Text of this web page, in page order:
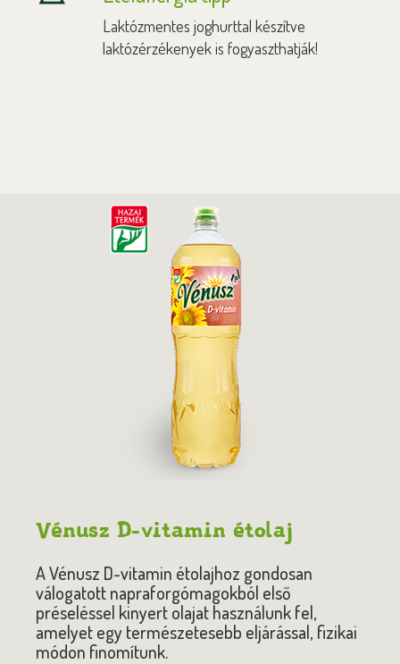
Laktózmentes joghurttal készítve
laktózérzékenyek is fogyaszthatják!
Vénusz D-vitamin étolaj
A Vénusz D-vitamin étolajhoz gondosan
válogatott napraforgómagokból első
préseléssel kinyert olajat használunk fel,
amelyet egy természetesebb eljárással, fizikai
módon finomítunk.